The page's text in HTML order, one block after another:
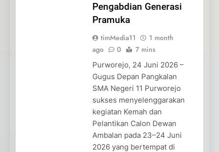
Pengabdian Generasi
Pramuka
timMedia11
1 month
ago
0 7 mins
Purworejo, 24 Juni 2026 –
Gugus Depan Pangkalan
SMA Negeri 11 Purworejo
sukses menyelenggarakan
kegiatan Kemah dan
Pelantikan Calon Dewan
Ambalan pada 23–24 Juni
2026 yang bertempat di